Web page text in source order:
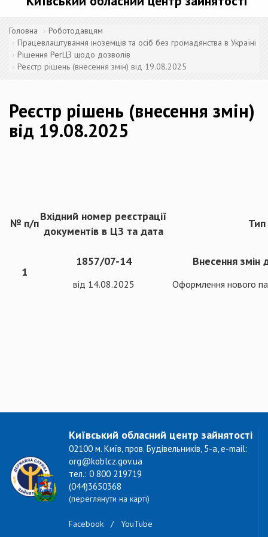
Головна
Роботодавцям
Працевлаштування іноземців та осіб без громадянства в Україні
Рішення РегЦЗ щодо дозволів
Реєстр рішень (внесення змін) від 19.08.2025
Реєстр рішень (внесення змін)
від 19.08.2025
№ п/п
Вхідний номер реєстрації
документів в ЦЗ та дата
Тип
1
1857/07-14
від 14.08.2025
Внесення змін
Оформлення нового
Київський обласний центр зайнятості
02100 м. Київ, пров. Будівельників, 5-а, e-mail:
org@koblcz.gov.ua
тел.: 0 800 219719
(044)3650368
(переглянути на карті)
Facebook / YouTube